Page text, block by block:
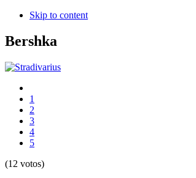
Skip to content
Bershka
1
2
3
4
5
(12 votos)